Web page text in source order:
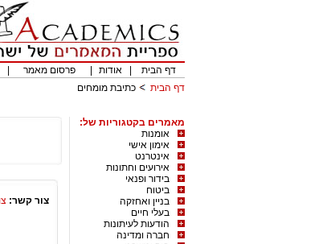
דף הבית
אודות פרסום מאמר
דף הבית
כתיבת מומחים
מאמרים בקטגוריות של:
אומנות
אימון אישי
אינטרנט
אירועים וחתונות
בידור ופנאי
ביטוח
בניין ואחזקה
בעלי חיים
הודעות לעיתונות
חברה ומדינה
צור קשר: